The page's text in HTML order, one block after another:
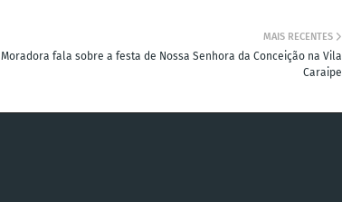
MAIS RECENTES
Moradora fala sobre a festa de Nossa Senhora da Conceição na Vila
Caraipe